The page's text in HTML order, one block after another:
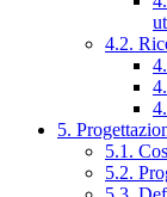
4.2.
5.
5.1.
5.2.